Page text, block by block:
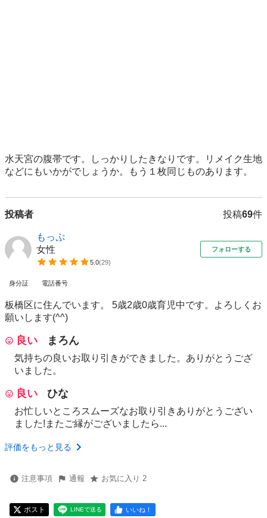
水天宮の腹帯です。しっかりしたきなりです。リメイク生地
などにもいかがでしょうか。もう１枚同じものあります。
投稿者 投稿69件
もっぷ
女性
5.0(29)
フォローする
身分証 電話番号
板橋区に住んでいます。 5歳2歳0歳育児中です。よろしくお
願いします(^^)
良い まろん
気持ちの良いお取り引きができました。ありがとうござ
いました。
良い ひな
お忙しいところスムーズなお取り引きありがとうござい
ました!またご縁がございましたら...
評価をもっと見る
注意事項 通報 お気に入り 2
ポスト LINEで送る いいね！